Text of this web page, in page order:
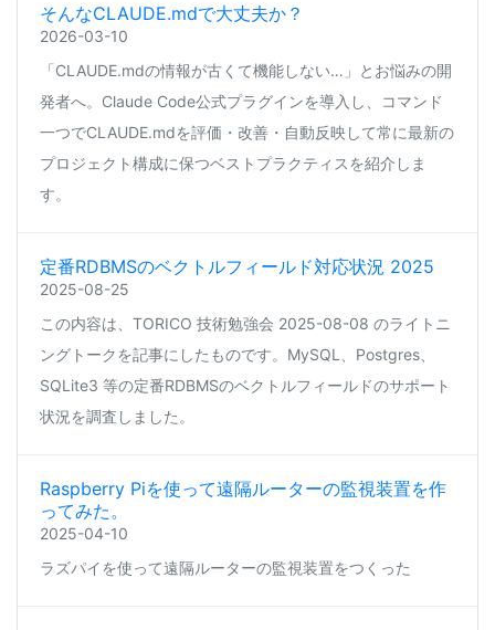
そんなCLAUDE.mdで大丈夫か？
2026-03-10
「CLAUDE.mdの情報が古くて機能しない…」とお悩みの開
発者へ。Claude Code公式プラグインを導入し、コマンド
一つでCLAUDE.mdを評価・改善・自動反映して常に最新の
プロジェクト構成に保つベストプラクティスを紹介しま
す。
定番RDBMSのベクトルフィールド対応状況 2025
2025-08-25
この内容は、TORICO 技術勉強会 2025-08-08 のライトニ
ングトークを記事にしたものです。MySQL、Postgres、
SQLite3 等の定番RDBMSのベクトルフィールドのサポート
状況を調査しました。
Raspberry Piを使って遠隔ルーターの監視装置を作
ってみた。
2025-04-10
ラズパイを使って遠隔ルーターの監視装置をつくった